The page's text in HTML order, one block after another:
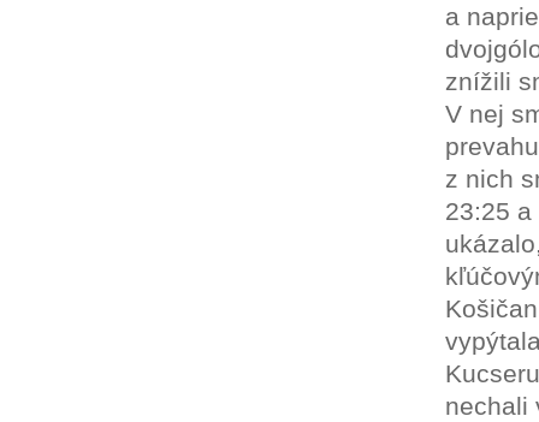
a
znížili
V nej
z nich
23:25
nechali